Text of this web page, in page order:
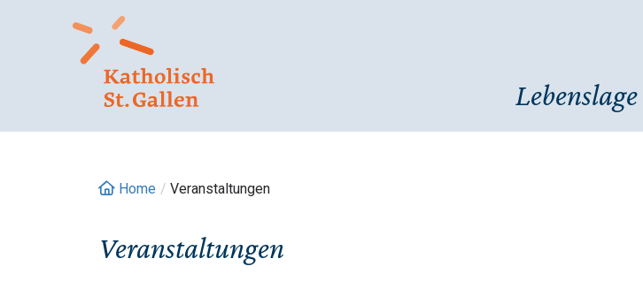
Lebenslage
Home / Veranstaltungen
Veranstaltungen